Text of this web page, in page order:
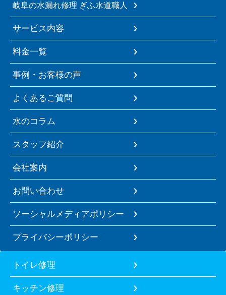
岐阜の水漏れ修理 ぎふ水道職人
サービス内容
料金一覧
事例・お客様の声
よくあるご質問
水のコラム
スタッフ紹介
会社案内
お問い合わせ
ソーシャルメディアポリシー
プライバシーポリシー
トイレ修理
キッチン修理